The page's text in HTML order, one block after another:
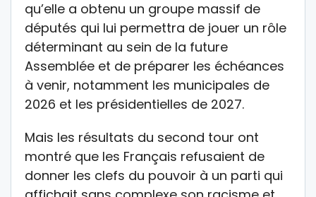
qu’elle a obtenu un groupe massif de
députés qui lui permettra de jouer un rôle
déterminant au sein de la future
Assemblée et de préparer les échéances
à venir, notamment les municipales de
2026 et les présidentielles de 2027.
Mais les résultats du second tour ont
montré que les Français refusaient de
donner les clefs du pouvoir à un parti qui